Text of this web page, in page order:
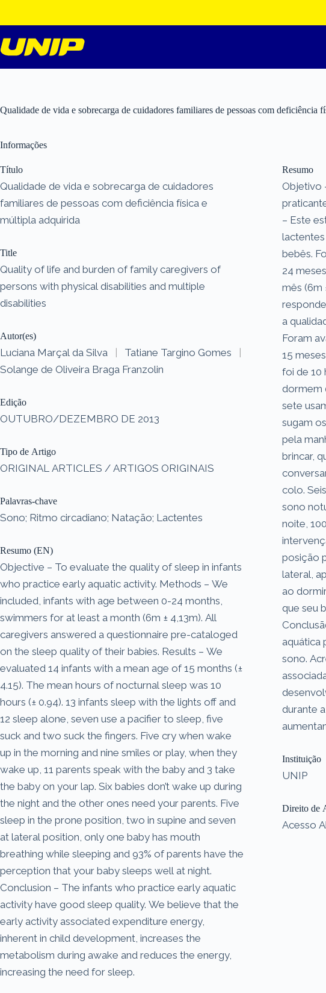
o
conteúdo
Qualidade de vida e sobrecarga de cuidadores familiares de pessoas com deficiência
Informações
Título
Qualidade de vida e sobrecarga de cuidadores
familiares de pessoas com deficiência física e
múltipla adquirida
Title
Quality of life and burden of family caregivers of
persons with physical disabilities and multiple
disabilities
Autor(es)
Luciana Marçal da Silva | Tatiane Targino Gomes
|
Solange de Oliveira Braga Franzolin
Edição
OUTUBRO/DEZEMBRO DE 2013
Tipo de Artigo
ORIGINAL ARTICLES / ARTIGOS ORIGINAIS
Palavras-chave
Sono; Ritmo circadiano; Natação; Lactentes
Resumo (EN)
Objective – To evaluate the quality of sleep in infants
who practice early aquatic activity. Methods – We
included, infants with age between 0-24 months,
swimmers for at least a month (6m ± 4,13m). All
caregivers answered a questionnaire pre-cataloged
on the sleep quality of their babies. Results – We
evaluated 14 infants with a mean age of 15 months (±
4.15). The mean hours of nocturnal sleep was 10
hours (± 0.94). 13 infants sleep with the lights off and
12 sleep alone, seven use a pacifier to sleep, five
suck and two suck the fingers. Five cry when wake
up in the morning and nine smiles or play, when they
wake up, 11 parents speak with the baby and 3 take
the baby on your lap. Six babies don’t wake up during
the night and the other ones need your parents. Five
sleep in the prone position, two in supine and seven
at lateral position, only one baby has mouth
breathing while sleeping and 93% of parents have the
perception that your baby sleeps well at night.
Conclusion – The infants who practice early aquatic
activity have good sleep quality. We believe that the
early activity associated expenditure energy,
inherent in child development, increases the
metabolism during awake and reduces the energy,
increasing the need for sleep.
Resumo
Objetivo
– Este
bebês.
24
mês (6m
a
Foram
15
foi de 10
dormem
sete
sugam
pela
brincar,
colo.
sono
noite,
posição
lateral,
ao
que seu
aquática
sono.
durante
Instituição
UNIP
Direito de
Acesso